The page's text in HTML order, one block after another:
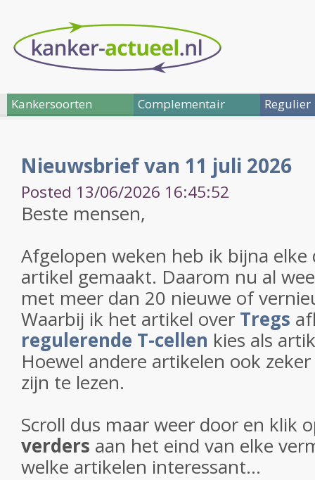
Kankersoorten Complementair Regulier
Nieuwsbrief van 11 juli 2026
Posted 13/06/2026 16:45:52
Beste mensen,
Afgelopen weken heb ik bijna elke
artikel gemaakt. Daarom nu al
met meer dan 20 nieuwe of
Waarbij ik het artikel over Tregs
regulerende T-cellen kies als
Hoewel andere artikelen ook
zijn te lezen.
Scroll dus maar weer door en klik
verders aan het eind van elke
welke artikelen interessant...